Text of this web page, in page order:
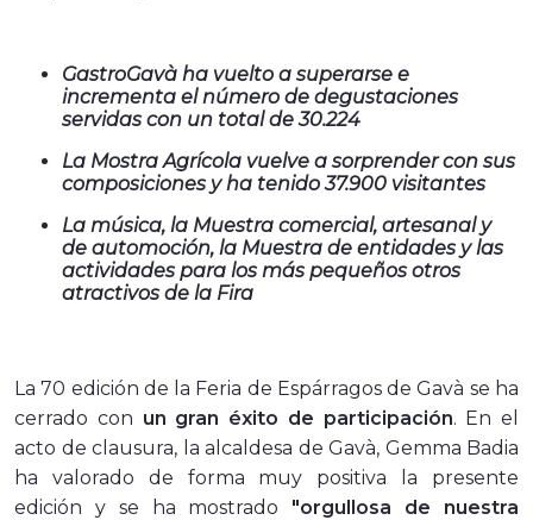
GastroGavà ha vuelto a superarse e
incrementa el número de degustaciones
servidas con un total de 30.224
La Mostra Agrícola vuelve a sorprender con sus
composiciones y ha tenido 37.900 visitantes
La música, la Muestra comercial, artesanal y
de automoción, la Muestra de entidades y las
actividades para los más pequeños otros
atractivos de la Fira
La 70 edición de la Feria de Espárragos de Gavà se ha
cerrado con un gran éxito de participación. En el
acto de clausura, la alcaldesa de Gavà, Gemma Badia
ha valorado de forma muy positiva la presente
edición y se ha mostrado "orgullosa de nuestra